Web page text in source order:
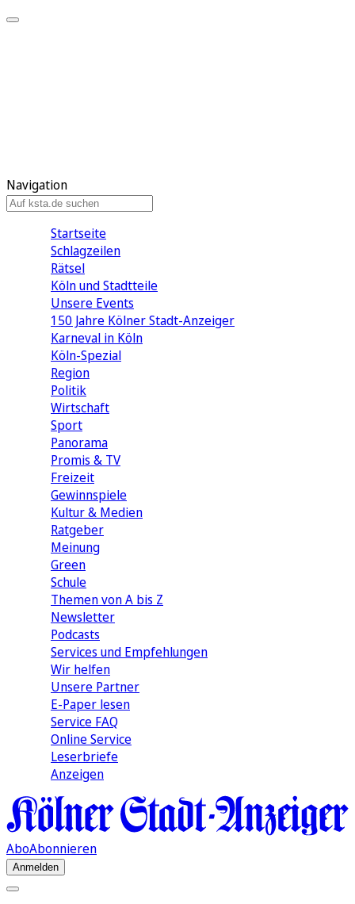
Navigation
Startseite
Schlagzeilen
Rätsel
Köln und Stadtteile
Unsere Events
150 Jahre Kölner Stadt-Anzeiger
Karneval in Köln
Köln-Spezial
Region
Politik
Wirtschaft
Sport
Panorama
Promis & TV
Freizeit
Gewinnspiele
Kultur & Medien
Ratgeber
Meinung
Green
Schule
Themen von A bis Z
Newsletter
Podcasts
Services und Empfehlungen
Wir helfen
Unsere Partner
E-Paper lesen
Service FAQ
Online Service
Leserbriefe
Anzeigen
AboAbonnieren
Anmelden